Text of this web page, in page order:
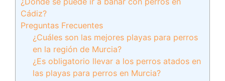
Cádiz?
Preguntas Frecuentes
¿Cuáles son las mejores playas para perros
en la región de Murcia?
¿Es obligatorio llevar a los perros atados en
las playas para perros en Murcia?